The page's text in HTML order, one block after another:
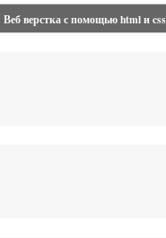
Веб верстка с помощью html и css